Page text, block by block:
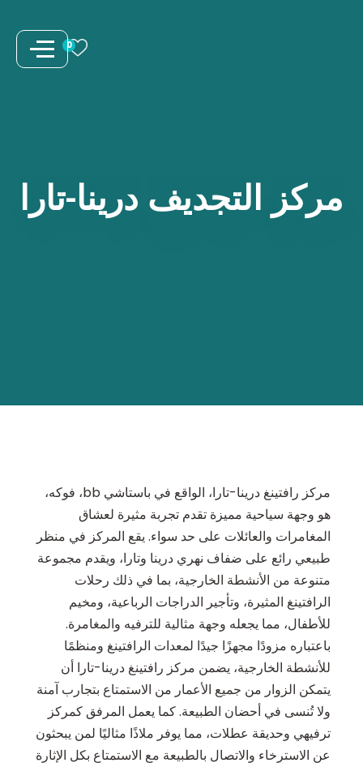
0
مركز التجديف درينا-تارا
مركز رافتينغ درينا-تارا، الواقع في باستاشي bb، فوكه،
هو وجهة سياحية مميزة تقدم تجربة مثيرة لعشاق
المغامرات والعائلات على حد سواء. يقع المركز في منظر
طبيعي رائع على ضفاف نهري درينا وتارا، ويقدم مجموعة
متنوعة من الأنشطة الخارجية، بما في ذلك رحلات
الرافتينغ المثيرة، وتأجير الدراجات الرباعية، ومخيم
للأطفال، مما يجعله وجهة مثالية للترفيه والمغامرة.
باعتباره مزودًا مجهزًا جيدًا لمعدات الرافتينغ ومنظمًا
للأنشطة الخارجية، يضمن مركز رافتينغ درينا-تارا أن
يتمكن الزوار من جميع الأعمار من الاستمتاع بتجارب آمنة
ولا تُنسى في أحضان الطبيعة. كما يعمل المرفق كمركز
ترفيهي وحديقة عطلات، مما يوفر ملاذًا مثاليًا لمن يبحثون
عن الاسترخاء والاتصال بالطبيعة مع الاستمتاع بكل الإثارة